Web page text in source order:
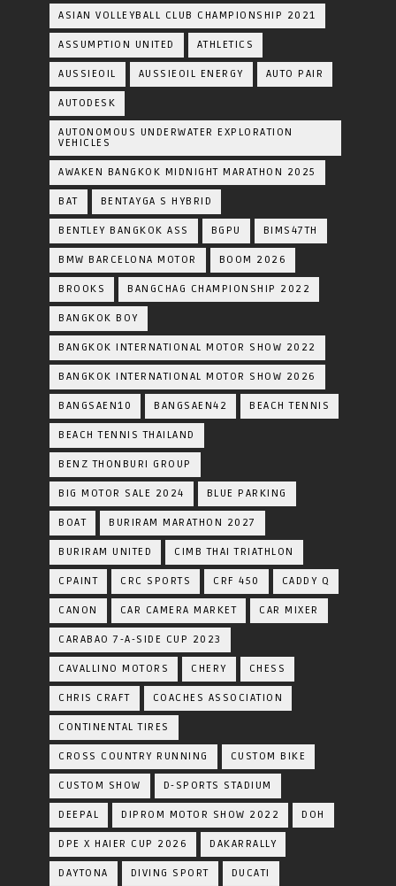
ASIAN VOLLEYBALL CLUB CHAMPIONSHIP 2021
ASSUMPTION UNITED ATHLETICS
AUSSIEOIL AUSSIEOIL ENERGY AUTO PAIR
AUTODESK
AUTONOMOUS UNDERWATER EXPLORATION
VEHICLES
AWAKEN BANGKOK MIDNIGHT MARATHON 2025
BAT BENTAYGA S HYBRID
BENTLEY BANGKOK ASS BGPU BIMS47TH
BMW BARCELONA MOTOR BOOM 2026
BROOKS BANGCHAG CHAMPIONSHIP 2022
BANGKOK BOY
BANGKOK INTERNATIONAL MOTOR SHOW 2022
BANGKOK INTERNATIONAL MOTOR SHOW 2026
BANGSAEN10 BANGSAEN42 BEACH TENNIS
BEACH TENNIS THAILAND
BENZ THONBURI GROUP
BIG MOTOR SALE 2024 BLUE PARKING
BOAT BURIRAM MARATHON 2027
BURIRAM UNITED CIMB THAI TRIATHLON
CPAINT CRC SPORTS CRF 450 CADDY Q
CANON CAR CAMERA MARKET CAR MIXER
CARABAO 7-A-SIDE CUP 2023
CAVALLINO MOTORS CHERY CHESS
CHRIS CRAFT COACHES ASSOCIATION
CONTINENTAL TIRES
CROSS COUNTRY RUNNING CUSTOM BIKE
CUSTOM SHOW D-SPORTS STADIUM
DEEPAL DIPROM MOTOR SHOW 2022 DOH
DPE X HAIER CUP 2026 DAKARRALLY
DAYTONA DIVING SPORT DUCATI